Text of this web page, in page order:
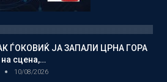
ЃОКОВИЌ ЈА ЗАПАЛИ ЦРНА ГОРА
сцена,…
10/08/2026